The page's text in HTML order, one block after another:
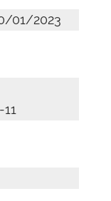
01/2023